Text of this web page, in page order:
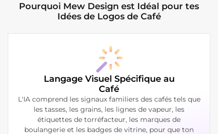
Pourquoi Mew Design est Idéal pour tes
Idées de Logos de Café
Langage Visuel Spécifique au
Café
L'IA comprend les signaux familiers des cafés tels que
les tasses, les grains, les lignes de vapeur, les
étiquettes de torréfacteur, les marques de
boulangerie et les badges de vitrine, pour que ton